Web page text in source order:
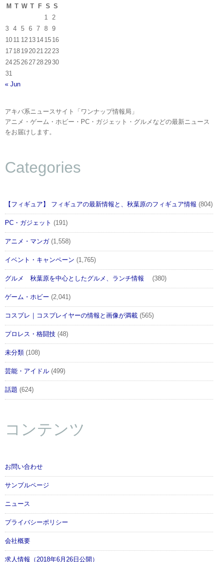
M T W T F S S
1
2
3
4 5 6 7 8
9
10 11 12 13 14 15 16
17 18 19 20 21 22 23
24 25 26 27 28 2930
31
« Jun
アキバ系ニュースサイト「ワンナップ情報局」
アニメ・ゲーム・ホビー・PC・ガジェット・グルメなどの最新ニュース
をお届けします。
Categories
【フィギュア】 フィギュアの最新情報と、秋葉原のフィギュア情報 (804)
PC・ガジェット (191)
アニメ・マンガ(1,558)
イベント・キャンペーン (1,765)
グルメ 秋葉原を中心としたグルメ、ランチ情報 (380)
ゲーム・ホビー (2,041)
コスプレ｜コスプレイヤーの情報と画像が満載 (565)
プロレス・格闘技 (48)
未分類 (108)
芸能・アイドル (499)
話題 (624)
コンテンツ
お問い合わせ
サンプルページ
ニュース
プライバシーポリシー
会社概要
求人情報（2018年6月26日公開）